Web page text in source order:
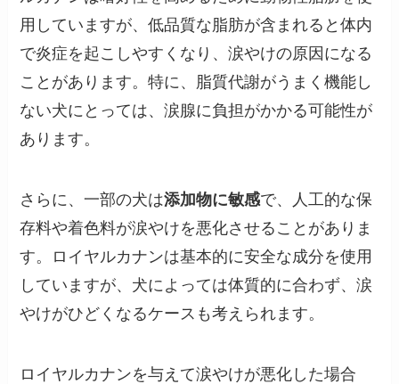
用していますが、低品質な脂肪が含まれると体内
で炎症を起こしやすくなり、涙やけの原因になる
ことがあります。特に、脂質代謝がうまく機能し
ない犬にとっては、涙腺に負担がかかる可能性が
あります。
さらに、一部の犬は添加物に敏感で、人工的な保
存料や着色料が涙やけを悪化させることがありま
す。ロイヤルカナンは基本的に安全な成分を使用
していますが、犬によっては体質的に合わず、涙
やけがひどくなるケースも考えられます。
ロイヤルカナンを与えて涙やけが悪化した場合